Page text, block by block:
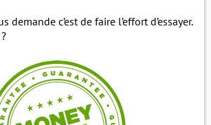
demande c’est de faire l’effort d’essayer.